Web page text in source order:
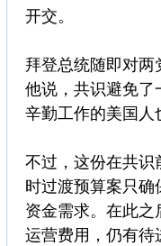
开交。
拜登总统随即对两
他说，共识避免了
辛勤工作的美国人
不过，这份在共识
时过渡预算案只确
资金需求。在此之
运营费用，仍有待